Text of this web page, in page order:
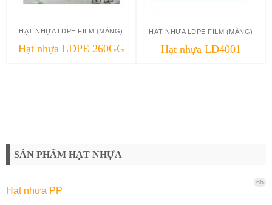
HẠT NHỰA LDPE FILM (MÀNG)
Hạt nhựa LDPE 260GG
HẠT NHỰA LDPE FILM (MÀNG)
Hạt nhựa LD4001
SẢN PHẨM HẠT NHỰA
Hạt nhựa PP
65